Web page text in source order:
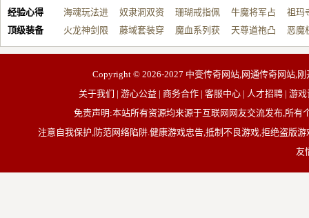
增…
元…
带…
祝…
台…
经验心得
海魂玩法进
阶…
奴隶洞双资
源…
珊瑚戒指佩
戴…
牛魔将军占
占…
祖玛
动…
顶级装备
火龙神剑限
制…
藤域套装穿
戴…
魔血系列获
取…
天尊道袍凸
显…
恶魔
有…
Copyright © 2026-2027 中变传奇网站,网通传奇网站,
关于我们 | 游心公益 | 商务合作 | 客服中心 | 人才招聘 | 游
免责声明:本站所有资源均来源于互联网网友交流发布,所
注意自我保护,防范网络陷阱.健康游戏忠告,抵制不良游戏,拒绝盗版
友